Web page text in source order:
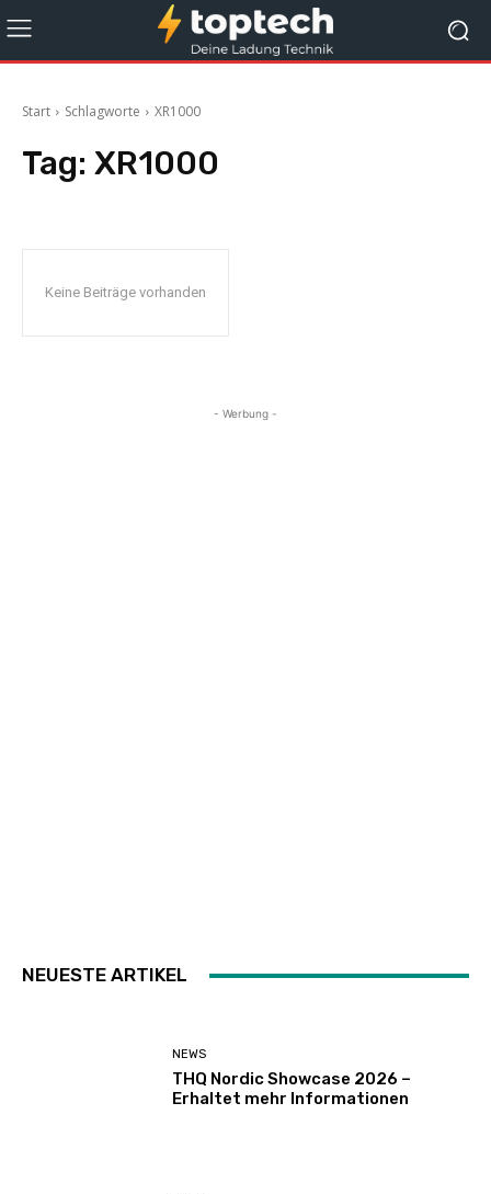
Start Schlagworte XR1000
Tag: XR1000
Keine Beiträge vorhanden
- Werbung -
NEUESTE ARTIKEL
NEWS
THQ Nordic Showcase 2026 –
Erhaltet mehr Informationen